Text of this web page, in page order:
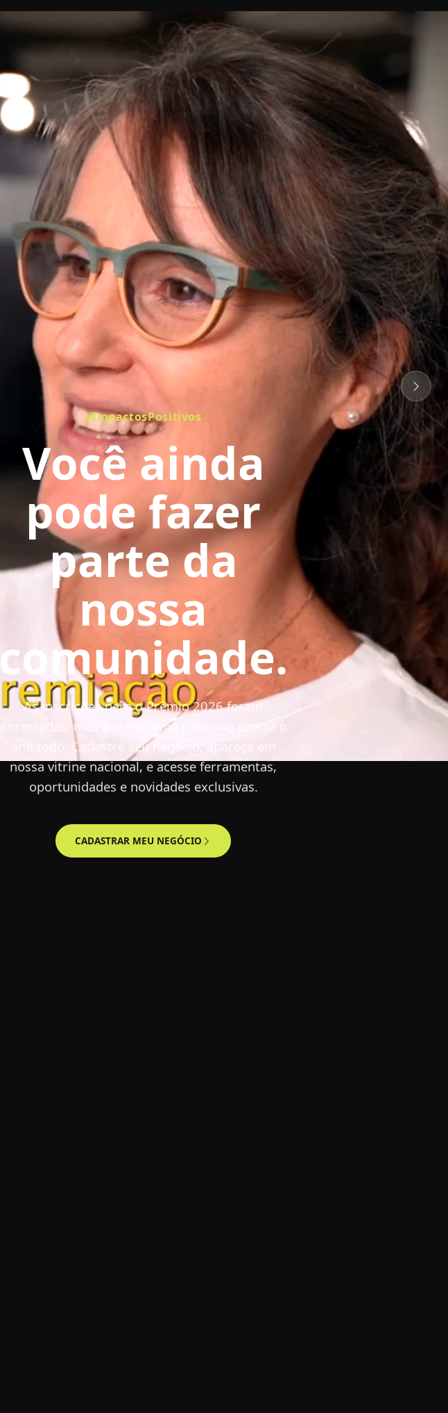
#ImpactosPositivos
Você ainda
pode fazer
parte da
nossa
comunidade.
As inscrições para o Prêmio 2026 foram
encerradas, mas a plataforma continua aberta o
ano todo. Cadastre seu negócio, apareça em
nossa vitrine nacional, e acesse ferramentas,
oportunidades e novidades exclusivas.
CADASTRAR MEU NEGÓCIO
com votação
aberta!